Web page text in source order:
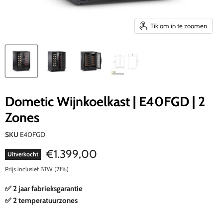
Tik om in te zoomen
Dometic Wijnkoelkast | E40FGD | 2
Zones
SKU E40FGD
Uitverkocht Huidige prijs
€1.399,00
Prijs inclusief BTW (21%)
✅ 2 jaar fabrieksgarantie
✅ 2 temperatuurzones